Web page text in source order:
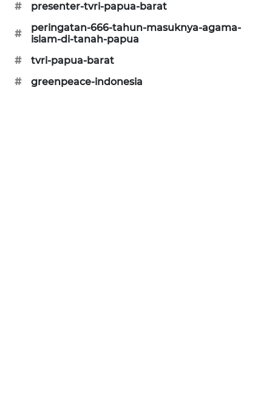
#
presenter-tvri-papua-barat
#
peringatan-666-tahun-masuknya-agama-
islam-di-tanah-papua
#
tvri-papua-barat
#
greenpeace-indonesia
ID
ENERGI
NEWS
CILEUNGSI